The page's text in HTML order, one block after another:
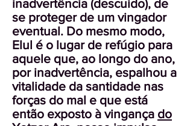
inadvertência (descuido), de
se proteger de um vingador
eventual. Do mesmo modo,
Elul é o lugar de refúgio para
aquele que, ao longo do ano,
por inadvertência, espalhou a
vitalidade da santidade nas
forças do mal e que está
então exposto à vingança do